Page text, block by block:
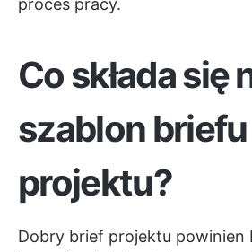
proces pracy.
Co składa się
szablon briefu
projektu?
Dobry brief projektu powinien